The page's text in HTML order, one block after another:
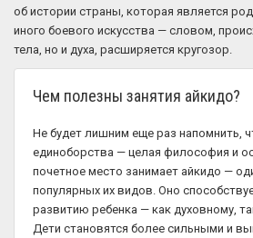
об истории страны, которая является
иного боевого искусства — словом,
тела, но и духа, расширяется кругозор.
Чем полезны занятия айкидо?
Не будет лишним еще раз напомнить,
единоборства — целая философия и
почетное место занимает айкидо —
популярных их видов. Оно
развитию ребенка — как духовному,
Дети становятся более сильными и